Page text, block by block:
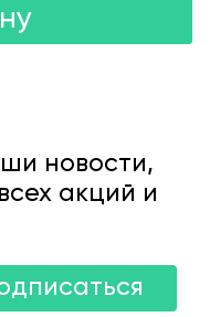
новости,
акций и